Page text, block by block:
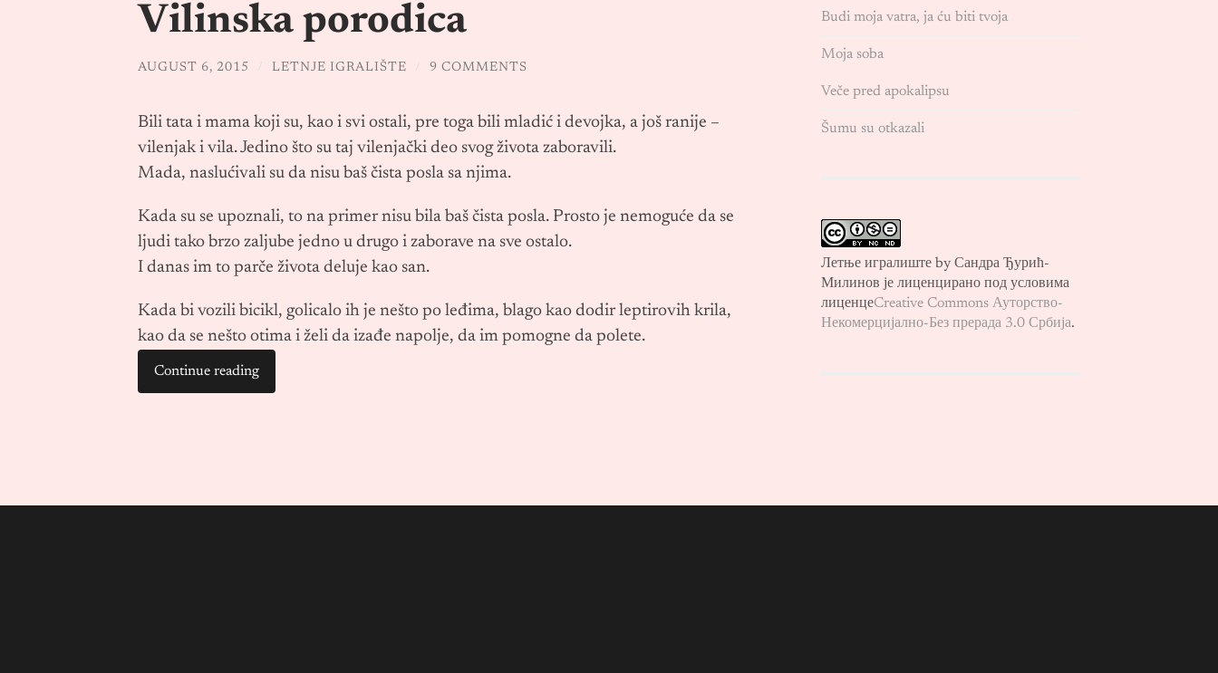
Vilinska porodica
AUGUST 6, 2015 / LETNJE IGRALIŠTE / 9 COMMENTS
Bili tata i mama koji su, kao i svi ostali, pre toga bili mladić i devojka, a još ranije –
vilenjak i vila. Jedino što su taj vilenjački deo svog života zaboravili.
Mada, naslućivali su da nisu baš čista posla sa njima.
Kada su se upoznali, to na primer nisu bila baš čista posla. Prosto je nemoguće da se
ljudi tako brzo zaljube jedno u drugo i zaborave na sve ostalo.
I danas im to parče života deluje kao san.
Kada bi vozili bicikl, golicalo ih je nešto po leđima, blago kao dodir leptirovih krila,
kao da se nešto otima i želi da izađe napolje, da im pomogne da polete.
Continue reading
Budi moja vatra, ja ću biti tvoja
Moja soba
Veče pred apokalipsu
Šumu su otkazali
Летње игралиште by Сандра Ђурић-
Милинов је лиценцирано под условима
лиценцеCreative Commons Ауторство-
Некомерцијално-Без прерада 3.0 Србија.